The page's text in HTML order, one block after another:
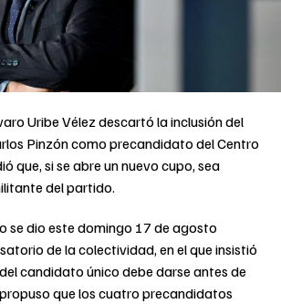
Uribe Vélez descartó la inclusión del
Pinzón como precandidato del Centro
que, si se abre un nuevo cupo, sea
del partido.
se dio este domingo 17 de agosto
de la colectividad, en el que insistió
candidato único debe darse antes de
que los cuatro precandidatos